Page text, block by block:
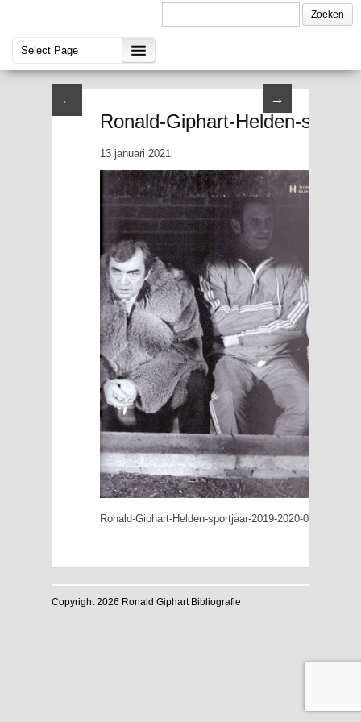
← →
Ronald-Giphart-Helden-
13 januari 2021
Ronald-Giphart-Helden-sportjaar-2019-2020-02
Copyright 2026 Ronald Giphart Bibliografie